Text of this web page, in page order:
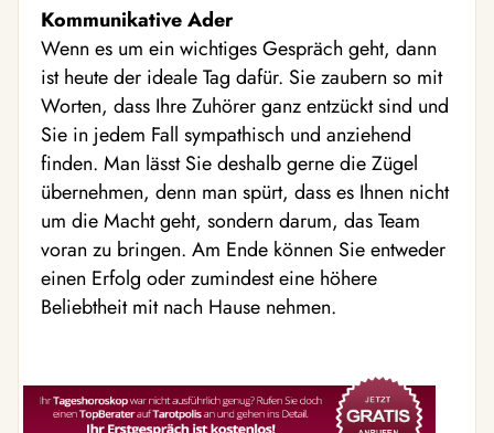
Kommunikative Ader
Wenn es um ein wichtiges Gespräch geht, dann
ist heute der ideale Tag dafür. Sie zaubern so mit
Worten, dass Ihre Zuhörer ganz entzückt sind und
Sie in jedem Fall sympathisch und anziehend
finden. Man lässt Sie deshalb gerne die Zügel
übernehmen, denn man spürt, dass es Ihnen nicht
um die Macht geht, sondern darum, das Team
voran zu bringen. Am Ende können Sie entweder
einen Erfolg oder zumindest eine höhere
Beliebtheit mit nach Hause nehmen.